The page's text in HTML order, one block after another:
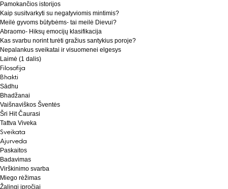
Pamokančios istorijos
Kaip susitvarkyti su negatyviomis mintimis?
Meilė gyvoms būtybėms- tai meilė Dievui?
Abraomo- Hiksų emocijų klasifikacija
Kas svarbu norint turėti gražius santykius poroje?
Nepalankus sveikatai ir visuomenei elgesys
Laimė (1 dalis)
Filosofija
Bhakti
Sādhu
Bhadžanai
Vaišnaviškos Šventės
Šri Hit Čaurasi
Tattva Viveka
Sveikata
Ajurveda
Paskaitos
Badavimas
Virškinimo svarba
Miego rėžimas
Žalingi įpročiai